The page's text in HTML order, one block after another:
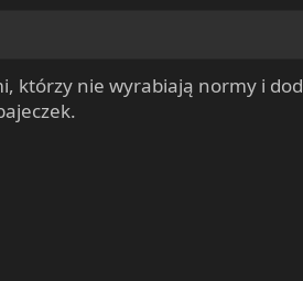
którzy nie wyrabiają normy i